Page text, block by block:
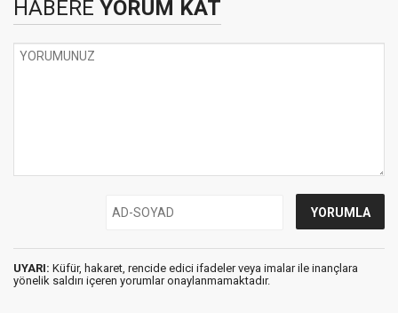
HABERE YORUM KAT
UYARI: Küfür, hakaret, rencide edici ifadeler veya imalar ile inançlara
yönelik saldırı içeren yorumlar onaylanmamaktadır.